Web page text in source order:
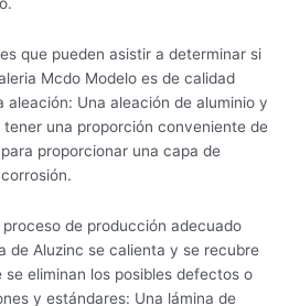
que pueden asistir a determinar si
Mcdo Modelo es de calidad
aleación: Una aleación de aluminio y
una proporción conveniente de
proporcionar una capa de
de producción adecuado
de Aluzinc se calienta y se recubre
eliminan los posibles defectos o
y estándares: Una lámina de